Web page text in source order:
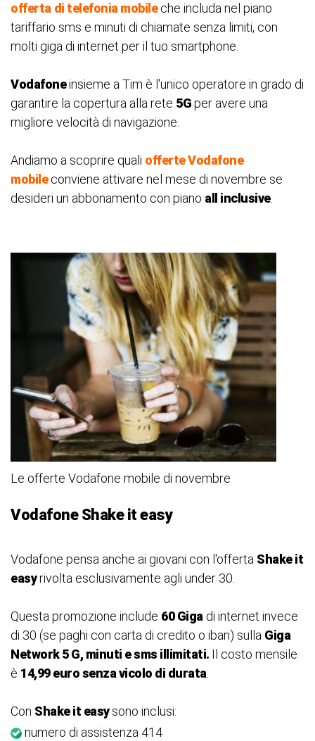
offerta di telefonia mobile che includa nel piano
tariffario sms e minuti di chiamate senza limiti, con
molti giga di internet per il tuo smartphone.
Vodafoneinsieme a Tim è l'unico operatore in grado di
garantire la copertura alla rete 5Gper avere una
migliore velocità di navigazione.
Andiamo a scoprire quali offerte Vodafone
mobile conviene attivare nel mese di novembre se
desideri un abbonamento con piano all inclusive.
Le offerte Vodafone mobile di novembre
Vodafone Shake it easy
Vodafone pensa anche ai giovani con l'offerta Shake it
easyrivolta esclusivamente agli under 30.
Questa promozione include 60 Gigadi internet invece
di 30 (se paghi con carta di credito o iban) sulla Giga
Network 5 G, minuti e sms illimitati. Il costo mensile
è 14,99 euro senza vicolo di durata.
Con Shake it easysono inclusi:
numero di assistenza 414